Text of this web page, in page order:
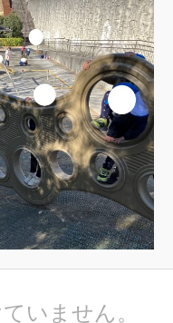
いません。